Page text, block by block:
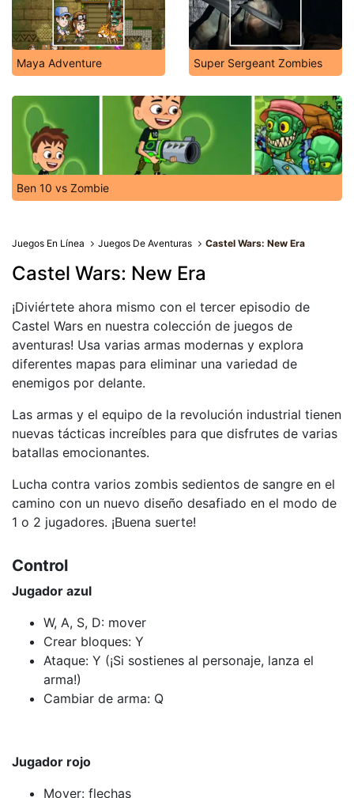
Maya Adventure Super Sergeant Zombies
Ben 10 vs Zombie
Juegos En Línea Juegos De Aventuras Castel Wars: New Era
Castel Wars: New Era
¡Diviértete ahora mismo con el tercer episodio de
Castel Wars en nuestra colección de juegos de
aventuras! Usa varias armas modernas y explora
diferentes mapas para eliminar una variedad de
enemigos por delante.
Las armas y el equipo de la revolución industrial tienen
nuevas tácticas increíbles para que disfrutes de varias
batallas emocionantes.
Lucha contra varios zombis sedientos de sangre en el
camino con un nuevo diseño desafiado en el modo de
1 o 2 jugadores. ¡Buena suerte!
Control
Jugador azul
W, A, S, D: mover
Crear bloques: Y
Ataque: Y (¡Si sostienes al personaje, lanza el
arma!)
Cambiar de arma: Q
Jugador rojo
Mover: flechas